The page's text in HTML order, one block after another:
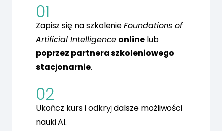
01
Zapisz się na szkolenieFoundations of
Artificial Intelligence online lub
poprzez partnera szkoleniowego
stacjonarnie.
02
Ukończ kurs i odkryj dalsze możliwości
nauki AI.